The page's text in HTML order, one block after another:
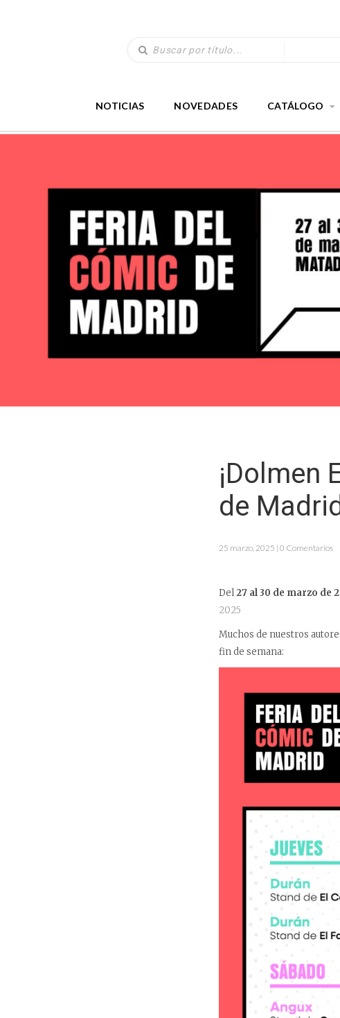
NOTICIAS NOVEDADES CATÁLOGO
¡Dolmen
de
25 marzo, 2025 | 0 Comentarios
Del27 al 30 de marzo de
2025
Muchos de nuestros
fin de semana: